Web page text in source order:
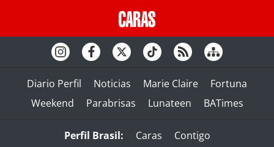
Diario Perfil Noticias Marie Claire
Fortuna
Weekend
Parabrisas Lunateen BATimes
Perfil Brasil: Caras
Contigo